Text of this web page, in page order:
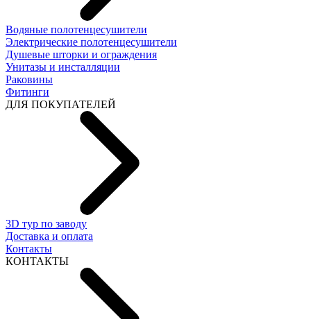
Водяные полотенцесушители
Электрические полотенцесушители
Душевые шторки и ограждения
Унитазы и инсталляции
Раковины
Фитинги
ДЛЯ ПОКУПАТЕЛЕЙ
3D тур по заводу
Доставка и оплата
Контакты
КОНТАКТЫ